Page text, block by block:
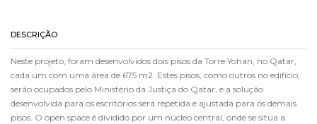
DESCRIÇÃO
Neste projeto, foram desenvolvidos dois pisos da Torre Yohan, no Qatar,
cada um com uma área de 675 m2. Estes pisos, como outros no edifício,
serão ocupados pelo Ministério da Justiça do Qatar, e a solução
desenvolvida para os escritórios será repetida e ajustada para os demais
pisos. O open space é dividido por um núcleo central, onde se situa a